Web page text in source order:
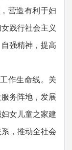
营造有利于妇
践行社会主义
强精神，提高
作生命线。关
务阵地，发展
女儿童之家建
，推动全社会